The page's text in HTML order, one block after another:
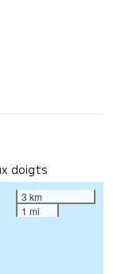
doigts
3 km
1 mi